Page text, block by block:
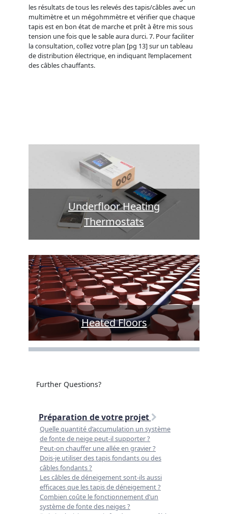
les résultats de tous les relevés des tapis/câbles avec un
multimètre et un mégohmmètre et vérifier que chaque
tapis est en bon état de marche et prêt à être mis sous
tension une fois que le sable aura durci. 7. Pour faciliter
la consultation, collez votre plan [pg 13] sur un tableau
de distribution électrique, en indiquant l’emplacement
des câbles chauffants.
Underfloor Heating
Thermostats
Heated Floors
Further Questions?
Préparation de votre projet
Quelle quantité d’accumulation un système
de fonte de neige peut-il supporter ?
Peut-on chauffer une allée en gravier ?
Dois-je utiliser des tapis fondants ou des
câbles fondants ?
Les câbles de déneigement sont-ils aussi
efficaces que les tapis de déneigement ?
Combien coûte le fonctionnement d’un
système de fonte des neiges ?